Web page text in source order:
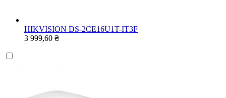
HIKVISION DS-2CE16U1T-IT3F
3 999,60 ₴